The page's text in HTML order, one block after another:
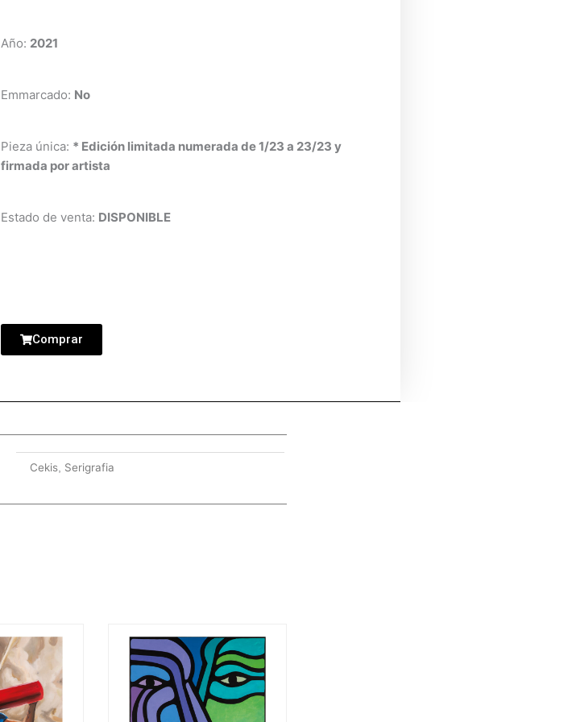
Año: 2021
Emmarcado: No
Pieza única: * Edición limitada numerada de 1/23 a 23/23 y
firmada por artista
Estado de venta: DISPONIBLE
Comprar
Cekis, Serigrafia